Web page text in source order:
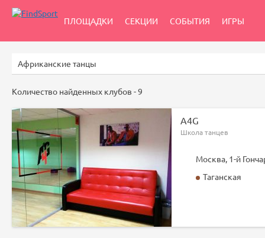
ПЛОЩАДКИ СЕКЦИИ СОБЫТИЯ ИГРЫ
Количество найденных клубов -9
A4G
Школа танцев
Москва, 1-й
Таганская